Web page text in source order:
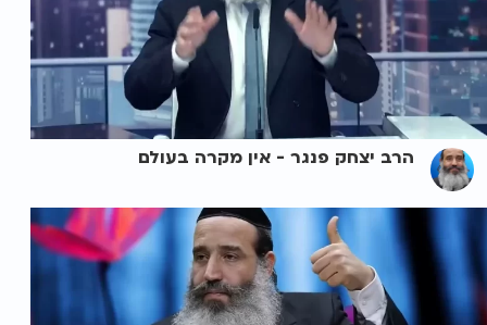
הרב יצחק פנגר - אין מקרה בעולם